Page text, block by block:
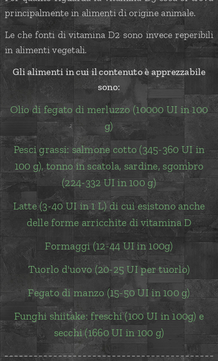
principalmente in alimenti di origine animale.
Le che fonti di vitamina D2 sono invece reperibili
in alimenti vegetali.
Gli alimenti in cui il contenuto è apprezzabile
sono:
Olio di fegato di merluzzo (10000 UI in 100
g)
Pesci grassi: salmone cotto (345-360 UI in
100 g), tonno in scatola, sardine, sgombro
(224-332 UI in 100 g)
Latte (3-40 UI in 1 L) di cui esistono anche
delle forme arricchite di vitamina D
Formaggi (12-44 UI in 100g)
Tuorlo d'uovo (20-25 UI per tuorlo)
Fegato di manzo (15-50 UI in 100 g)
Funghi shiitake:freschi (100 UI in 100g) e
secchi (1660 UI in 100 g)